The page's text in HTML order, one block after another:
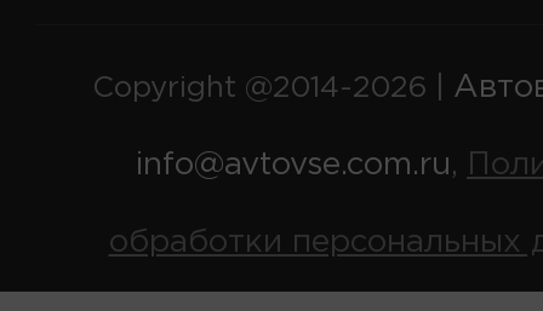
Copyright @2014-2026 |
info@avtovse.com.ru,
обработки персональных